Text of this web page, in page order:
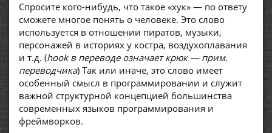
Спросите кого-нибудь, что такое «хук» — по ответу
сможете многое понять о человеке. Это слово
используется в отношении пиратов, музыки,
персонажей в историях у костра, воздухоплавания
и т.д. (hook в переводе означает крюк — прим.
переводчика) Так или иначе, это слово имеет
особенный смысл в программировании и служит
важной структурной концепцией большинства
современных языков программирования и
фреймворков.